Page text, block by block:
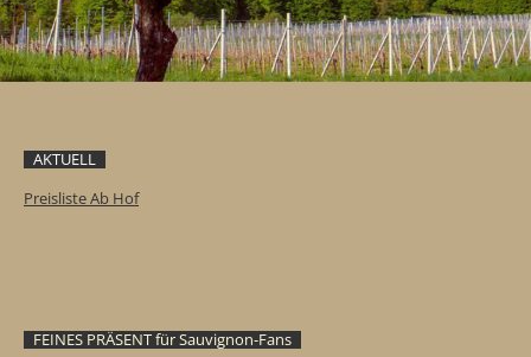
AKTUELL
Preisliste Ab Hof
FEINES PRÄSENT für Sauvignon-Fans